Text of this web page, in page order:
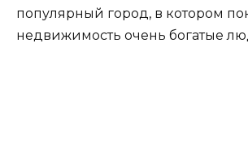
популярный город, в котором
недвижимость очень богатые